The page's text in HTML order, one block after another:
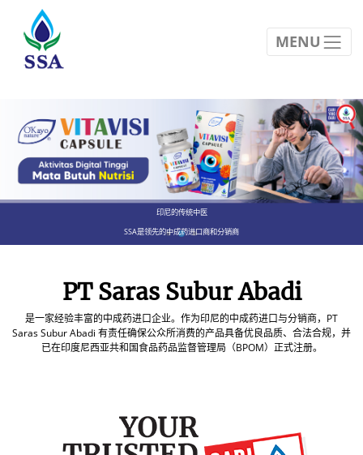
MENU
印尼的传统中医
SSA是领先的中成药进口商和分销商
PT Saras Subur Abadi
是一家经验丰富的中成药进口企业。作为印尼的中成药进口与分销商，PT
Saras Subur Abadi 有责任确保公众所消费的产品具备优良品质、合法合规，并
已在印度尼西亚共和国食品药品监督管理局（BPOM）正式注册。